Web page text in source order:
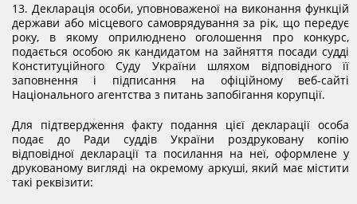
13. Декларація особи, уповноваженої на виконання функцій
держави або місцевого самоврядування за рік, що передує
року, в якому оприлюднено оголошення про конкурс,
подається особою як кандидатом на зайняття посади судді
Конституційного Суду України шляхом відповідного її
заповнення і підписання на офіційному веб-сайті
Національного агентства з питань запобігання корупції.
Для підтвердження факту подання цієї декларації особа
подає до Ради суддів України роздруковану копію
відповідної декларації та посилання на неї, оформлене у
друкованому вигляді на окремому аркуші, який має містити
такі реквізити: